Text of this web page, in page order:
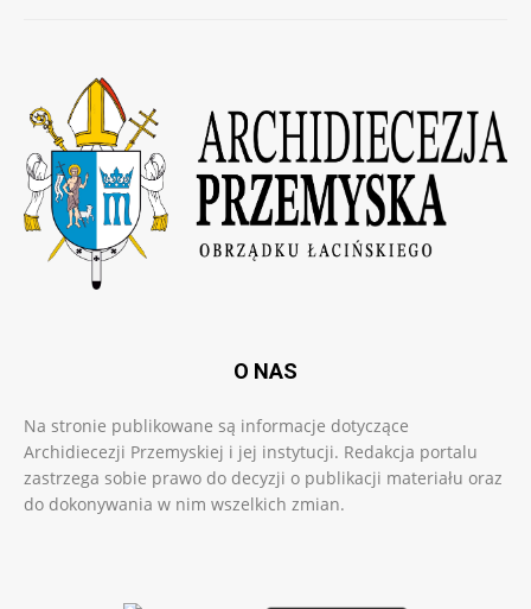
O NAS
Na stronie publikowane są informacje dotyczące
Archidiecezji Przemyskiej i jej instytucji. Redakcja portalu
zastrzega sobie prawo do decyzji o publikacji materiału oraz
do dokonywania w nim wszelkich zmian.